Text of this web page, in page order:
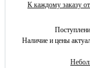
К каждому заказу
Наличие и цены